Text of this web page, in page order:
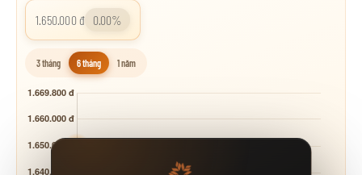
1.650.000 đ 0.00%
3 tháng 6 tháng 1 năm